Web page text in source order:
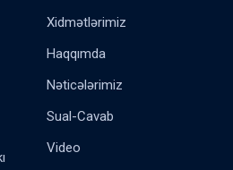
Xidmətlərimiz
Haqqımda
Nəticələrimiz
Sual-Cavab
Video